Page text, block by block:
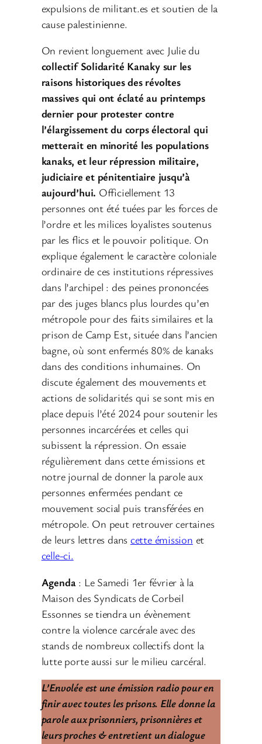
expulsions de militant.es et soutien de la
cause palestinienne.
On revient longuement avec Julie du
collectif Solidarité Kanaky sur les
raisons historiques des révoltes
massives qui ont éclaté au printemps
dernier pour protester contre
l’élargissement du corps électoral qui
metterait en minorité les populations
kanaks, et leur répression militaire,
judiciaire et pénitentiaire jusqu’à
aujourd’hui. Officiellement 13
personnes ont été tuées par les forces de
l’ordre et les milices loyalistes soutenus
par les flics et le pouvoir politique. On
explique également le caractère coloniale
ordinaire de ces institutions répressives
dans l’archipel : des peines prononcées
par des juges blancs plus lourdes qu’en
métropole pour des faits similaires et la
prison de Camp Est, située dans l’ancien
bagne, où sont enfermés 80% de kanaks
dans des conditions inhumaines. On
discute également des mouvements et
actions de solidarités qui se sont mis en
place depuis l’été 2024 pour soutenir les
personnes incarcérées et celles qui
subissent la répression. On essaie
régulièrement dans cette émissions et
notre journal de donner la parole aux
personnes enfermées pendant ce
mouvement social puis transférées en
métropole. On peut retrouver certaines
de leurs lettres dans cette émission et
celle-ci.
Agenda : Le Samedi 1er février à la
Maison des Syndicats de Corbeil
Essonnes se tiendra un évènement
contre la violence carcérale avec des
stands de nombreux collectifs dont la
lutte porte aussi sur le milieu carcéral.
L’Envolée est une émission radio pour en
finir avec toutes les prisons. Elle donne la
parole aux prisonniers, prisonnières et
leurs proches & entretient un dialogue